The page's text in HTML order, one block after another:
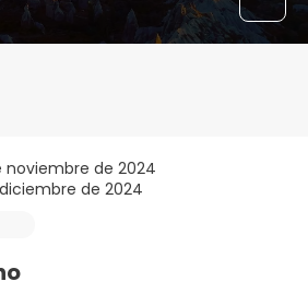
noviembre de 2024
de 2024